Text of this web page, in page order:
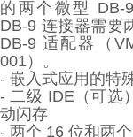
的两个微型 DB-
DB-9 连接器需要
DB-9 适配器（
001）。
- 嵌入式应用的特
- 二级 IDE（可选
动闪存
- 两个 16 位和两